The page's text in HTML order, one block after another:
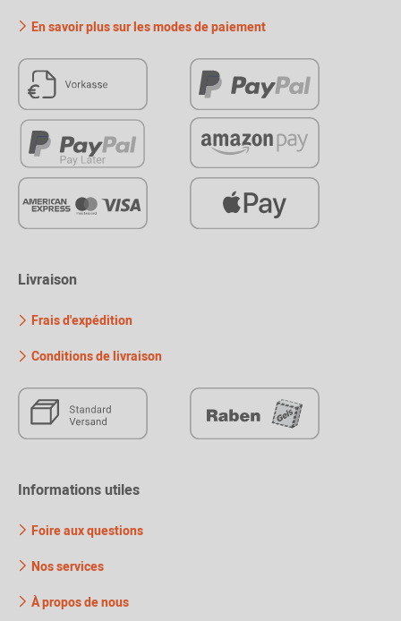
En savoir plus sur les modes de paiement
Livraison
Frais d'expédition
Conditions de livraison
Informations utiles
Foire aux questions
Nos services
À propos de nous